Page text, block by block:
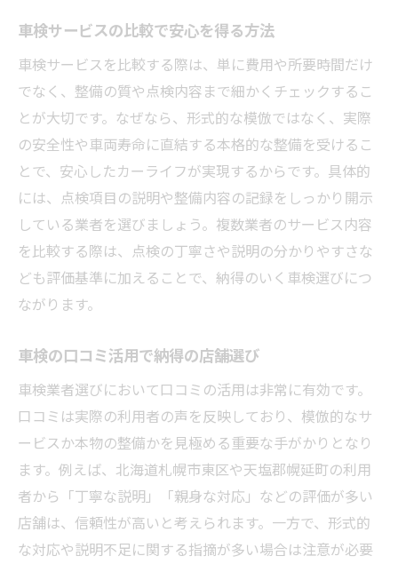
車検サービスの比較で安心を得る方法
車検サービスを比較する際は、単に費用や所要時間だけ
でなく、整備の質や点検内容まで細かくチェックするこ
とが大切です。なぜなら、形式的な模倣ではなく、実際
の安全性や車両寿命に直結する本格的な整備を受けるこ
とで、安心したカーライフが実現するからです。具体的
には、点検項目の説明や整備内容の記録をしっかり開示
している業者を選びましょう。複数業者のサービス内容
を比較する際は、点検の丁寧さや説明の分かりやすさな
ども評価基準に加えることで、納得のいく車検選びにつ
ながります。
車検の口コミ活用で納得の店舗選び
車検業者選びにおいて口コミの活用は非常に有効です。
口コミは実際の利用者の声を反映しており、模倣的なサ
ービスか本物の整備かを見極める重要な手がかりとなり
ます。例えば、北海道札幌市東区や天塩郡幌延町の利用
者から「丁寧な説明」「親身な対応」などの評価が多い
店舗は、信頼性が高いと考えられます。一方で、形式的
な対応や説明不足に関する指摘が多い場合は注意が必要